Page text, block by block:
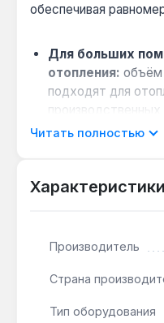
обеспечивая
Для больших
отопления: объём
подходят для
площадью до 250
позволяет
Автономность
делает её
Читать полностью
Характеристики
Производитель
Страна
Тип оборудования